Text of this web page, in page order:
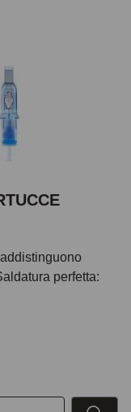
perfetta: